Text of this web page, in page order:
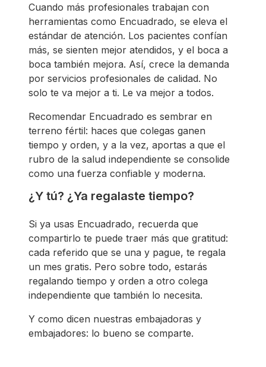
Cuando más profesionales trabajan con
herramientas como Encuadrado, se eleva el
estándar de atención. Los pacientes confían
más, se sienten mejor atendidos, y el boca a
boca también mejora. Así, crece la demanda
por servicios profesionales de calidad. No
solo te va mejor a ti. Le va mejor a todos.
Recomendar Encuadrado es sembrar en
terreno fértil: haces que colegas ganen
tiempo y orden, y a la vez, aportas a que el
rubro de la salud independiente se consolide
como una fuerza confiable y moderna.
¿Y tú? ¿Ya regalaste tiempo?
Si ya usas Encuadrado, recuerda que
compartirlo te puede traer más que gratitud:
cada referido que se una y pague, te regala
un mes gratis. Pero sobre todo, estarás
regalando tiempo y orden a otro colega
independiente que también lo necesita.
Y como dicen nuestras embajadoras y
embajadores: lo bueno se comparte.